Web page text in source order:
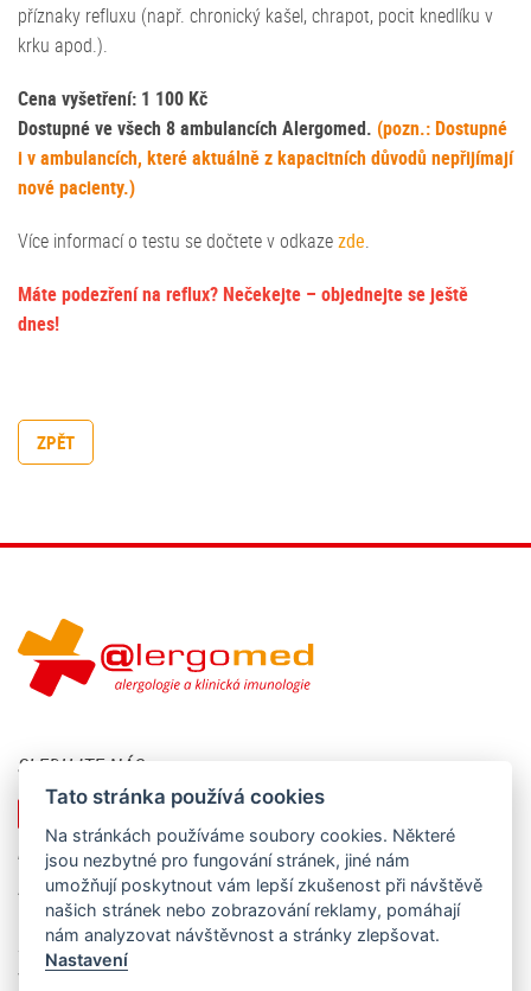
příznaky refluxu (např. chronický kašel, chrapot, pocit knedlíku v
krku apod.).
Cena vyšetření: 1 100 Kč
Dostupné ve všech 8 ambulancích Alergomed. (pozn.: Dostupné
i v ambulancích, které aktuálně z kapacitních důvodů nepřijímají
nové pacienty.)
Více informací o testu se dočtete v odkazezde.
Máte podezření na reflux? Nečekejte – objednejte se ještě
dnes!
ZPĚT
SLEDUJTE NÁS
KONTAKTUJTE NÁS
Alergomed s.r.o., nám. Svobody 527, 739 61 Třinec - Lyžbice
IČO: 258 86 517, DIČ: CZ25886517
Společnost je registrována u Krajského soudu v Ostravě, oddíl C,
vložka 24586.
Tato stránka používá cookies
Na stránkách používáme soubory cookies. Některé
jsou nezbytné pro fungování stránek, jiné nám
umožňují poskytnout vám lepší zkušenost při návštěvě
našich stránek nebo zobrazování reklamy, pomáhají
nám analyzovat návštěvnost a stránky zlepšovat.
Nastavení